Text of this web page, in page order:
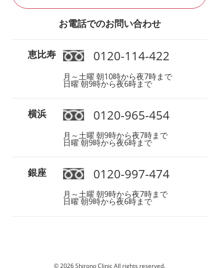
お電話でのお問い合わせ
恵比寿 0120-114-422
月～土曜 朝10時から夜7時まで
日曜 朝9時から夜6時まで
横浜 0120-965-454
月～土曜 朝9時から夜7時まで
日曜 朝9時から夜6時まで
銀座 0120-997-474
月～土曜 朝9時から夜7時まで
日曜 朝9時から夜6時まで
© 2026 Shirono Clinic All rights reserved.